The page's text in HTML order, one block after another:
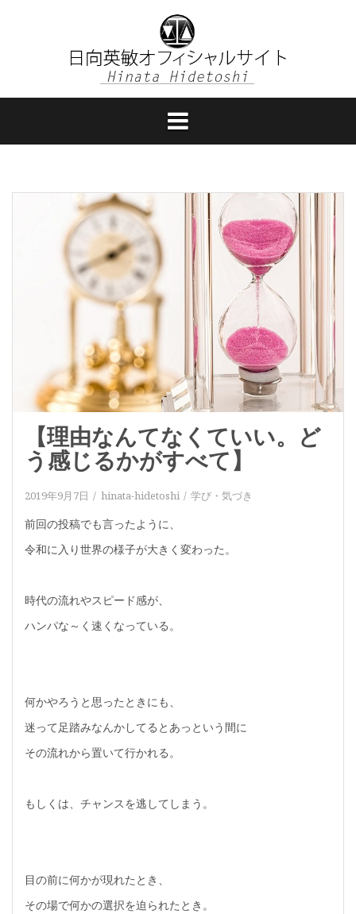
へ
ッ
【理由なんてなくていい。ど
う感じるかがすべて】
2019年9月7日 hinata-hidetoshi 学び・気づき
前回の投稿でも言ったように、
令和に入り世界の様子が大きく変わった。
時代の流れやスピード感が、
ハンパな～く速くなっている。
何かやろうと思ったときにも、
迷って足踏みなんかしてるとあっという間に
その流れから置いて行かれる。
もしくは、チャンスを逃してしまう。
目の前に何かが現れたとき、
その場で何かの選択を迫られたとき。